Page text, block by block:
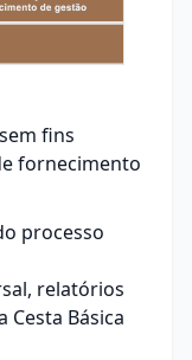
fins
fornecimento
processo
relatórios
Básica